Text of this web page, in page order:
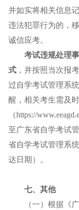
并如实将相关信息
违法犯罪行为的，
诚信应考。
考试违规处理
式 ，并按照当次报
过自学考试管理系
醒，相关考生需及
（https://
至广东省自学考试
省自学考试管理系
达日期）。
七、其他
（一）根据《